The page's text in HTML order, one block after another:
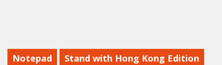
Notepad Stand with Hong Kong Edition